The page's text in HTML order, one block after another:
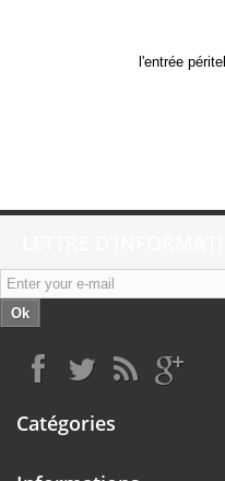
l'entrée
Ok
Catégories